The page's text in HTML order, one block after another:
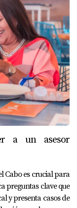
a un asesor
Cabo es crucial para
preguntas clave que
y presenta casos de